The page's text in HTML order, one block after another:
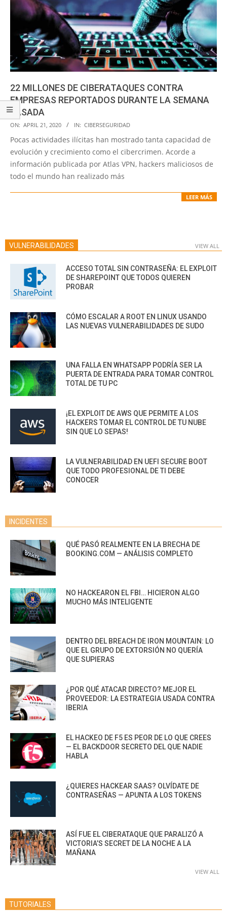
22 MILLONES DE CIBERATAQUES CONTRA
EMPRESAS REPORTADOS DURANTE LA SEMANA
PASADA
2020-
04-
ON: APRIL 21, 2020 IN: CIBERSEGURIDAD
Pocas actividades ilícitas han mostrado tanta capacidad de
evolución y crecimiento como el cibercrimen. Acorde a
información publicada por Atlas VPN, hackers maliciosos de
todo el mundo han realizado más
LEER MÁS
VULNERABILIDADES VIEW ALL
ACCESO TOTAL SIN CONTRASEÑA: EL EXPLOIT
DE SHAREPOINT QUE TODOS QUIEREN
PROBAR
CÓMO ESCALAR A ROOT EN LINUX USANDO
LAS NUEVAS VULNERABILIDADES DE SUDO
UNA FALLA EN WHATSAPP PODRÍA SER LA
PUERTA DE ENTRADA PARA TOMAR CONTROL
TOTAL DE TU PC
¡EL EXPLOIT DE AWS QUE PERMITE A LOS
HACKERS TOMAR EL CONTROL DE TU NUBE
SIN QUE LO SEPAS!
LA VULNERABILIDAD EN UEFI SECURE BOOT
QUE TODO PROFESIONAL DE TI DEBE
CONOCER
INCIDENTES
QUÉ PASÓ REALMENTE EN LA BRECHA DE
BOOKING.COM — ANÁLISIS COMPLETO
NO HACKEARON EL FBI… HICIERON ALGO
MUCHO MÁS INTELIGENTE
DENTRO DEL BREACH DE IRON MOUNTAIN: LO
QUE EL GRUPO DE EXTORSIÓN NO QUERÍA
QUE SUPIERAS
¿POR QUÉ ATACAR DIRECTO? MEJOR EL
PROVEEDOR: LA ESTRATEGIA USADA CONTRA
IBERIA
EL HACKEO DE F5 ES PEOR DE LO QUE CREES
— EL BACKDOOR SECRETO DEL QUE NADIE
HABLA
¿QUIERES HACKEAR SAAS? OLVÍDATE DE
CONTRASEÑAS — APUNTA A LOS TOKENS
ASÍ FUE EL CIBERATAQUE QUE PARALIZÓ A
VICTORIA’S SECRET DE LA NOCHE A LA
MAÑANA
VIEW ALL
TUTORIALES